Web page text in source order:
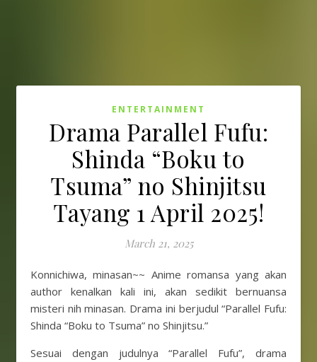
ENTERTAINMENT
Drama Parallel Fufu:
Shinda “Boku to
Tsuma” no Shinjitsu
Tayang 1 April 2025!
March 21, 2025
Konnichiwa, minasan~~ Anime romansa yang akan
author kenalkan kali ini, akan sedikit bernuansa
misteri nih minasan. Drama ini berjudul “Parallel Fufu:
Shinda “Boku to Tsuma” no Shinjitsu.”
Sesuai dengan judulnya “Parallel Fufu”, drama